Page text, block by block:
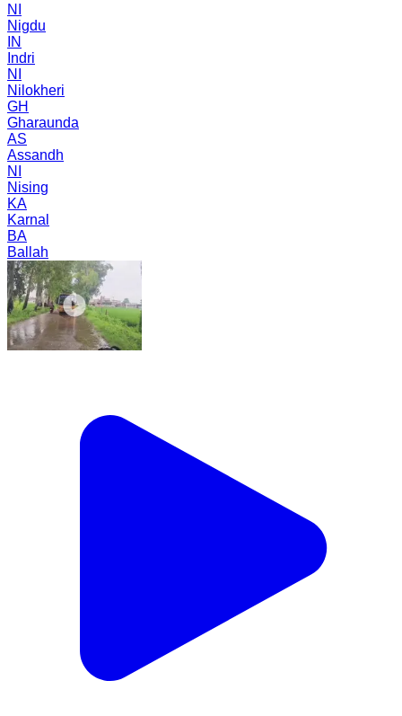
NI
Nigdu
IN
Indri
NI
Nilokheri
GH
Gharaunda
AS
Assandh
NI
Nising
KA
Karnal
BA
Ballah